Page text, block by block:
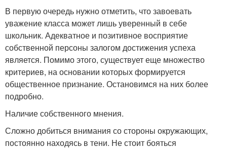
В первую очередь нужно отметить, что завоевать
уважение класса может лишь уверенный в себе
школьник. Адекватное и позитивное восприятие
собственной персоны залогом достижения успеха
является. Помимо этого, существует еще множество
критериев, на основании которых формируется
общественное признание. Остановимся на них более
подробно.
Наличие собственного мнения.
Сложно добиться внимания со стороны окружающих,
постоянно находясь в тени. Не стоит бояться